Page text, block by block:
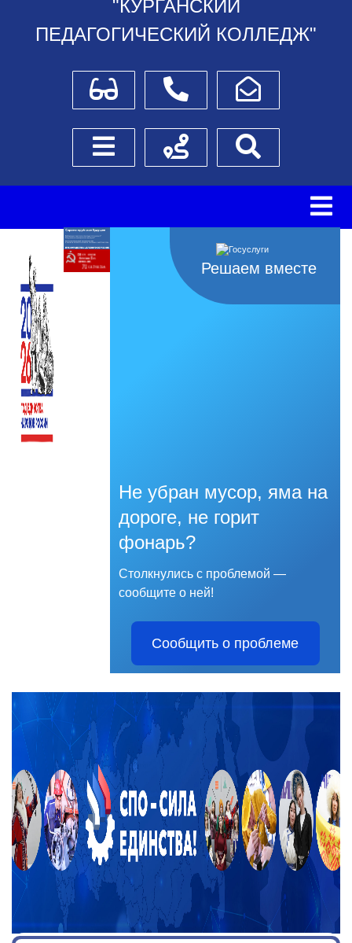
"КУРГАНСКИЙ
ПЕДАГОГИЧЕСКИЙ КОЛЛЕДЖ"
Для слабовидящихТелефоныНаписать обращение
Боковое менюСхема проезда
Решаем вместе
Не убран мусор, яма на
дороге, не горит
фонарь?
Столкнулись с проблемой —
сообщите о ней!
Сообщить о проблеме